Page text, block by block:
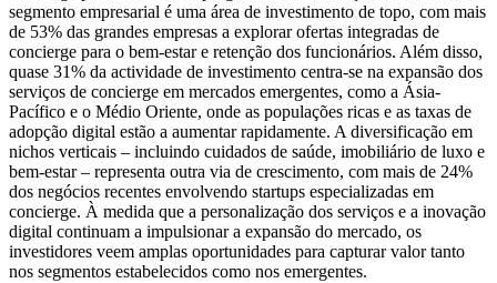
segmento empresarial é uma área de investimento de topo, com mais
de 53% das grandes empresas a explorar ofertas integradas de
concierge para o bem-estar e retenção dos funcionários. Além disso,
quase 31% da actividade de investimento centra-se na expansão dos
serviços de concierge em mercados emergentes, como a Ásia-
Pacífico e o Médio Oriente, onde as populações ricas e as taxas de
adopção digital estão a aumentar rapidamente. A diversificação em
nichos verticais – incluindo cuidados de saúde, imobiliário de luxo e
bem-estar – representa outra via de crescimento, com mais de 24%
dos negócios recentes envolvendo startups especializadas em
concierge. À medida que a personalização dos serviços e a inovação
digital continuam a impulsionar a expansão do mercado, os
investidores veem amplas oportunidades para capturar valor tanto
nos segmentos estabelecidos como nos emergentes.